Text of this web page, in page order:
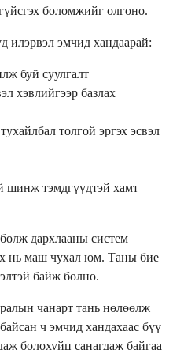
боломжийг олгоно.
илэрвэл эмчид хандаарай:
буй суулгалт
хэвлийгээр базлах
толгой эргэх эсвэл
шинж тэмдгүүдтэй хамт
дархлааны систем
нь маш чухал юм. Таны бие
байж болно.
чанарт тань нөлөөлж
ч эмчид хандахаас бүү
болохуйц санагдаж байгаа